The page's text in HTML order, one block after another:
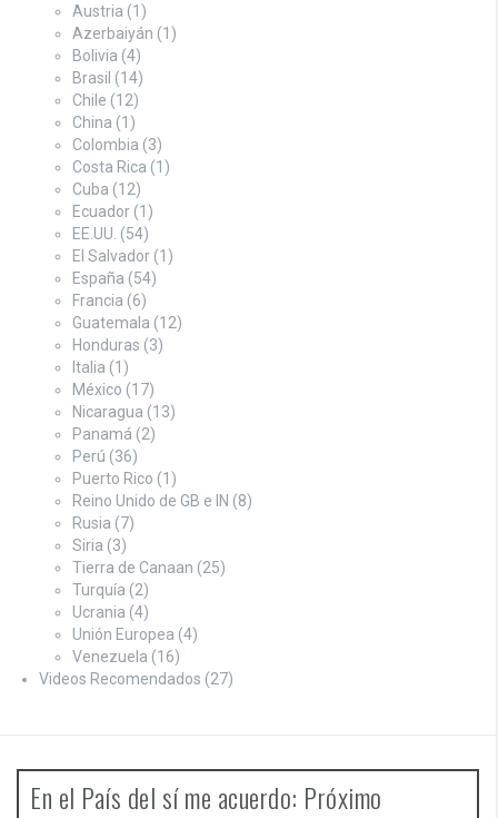
Austria (1)
Azerbaiyán (1)
Bolivia (4)
Brasil (14)
Chile (12)
China (1)
Colombia (3)
Costa Rica (1)
Cuba (12)
Ecuador (1)
EE.UU. (54)
El Salvador (1)
España (54)
Francia (6)
Guatemala (12)
Honduras (3)
Italia (1)
México (17)
Nicaragua (13)
Panamá (2)
Perú (36)
Puerto Rico (1)
Reino Unido de GB e IN (8)
Rusia (7)
Siria (3)
Tierra de Canaan (25)
Turquía (2)
Ucrania (4)
Unión Europea (4)
Venezuela (16)
Videos Recomendados (27)
En el País del sí me acuerdo: Próximo